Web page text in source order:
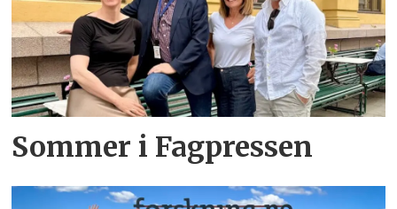
Sommer i Fagpressen